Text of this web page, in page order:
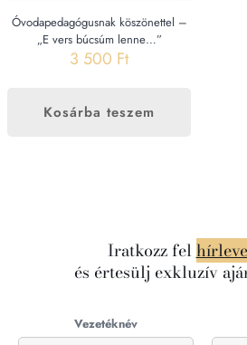
Óvodapedagógusnak köszönettel –
„E vers búcsúm lenne…”
3 500 Ft
Kosárba teszem
Iratkozz fel
és értesülj exkluzív
Vezetéknév